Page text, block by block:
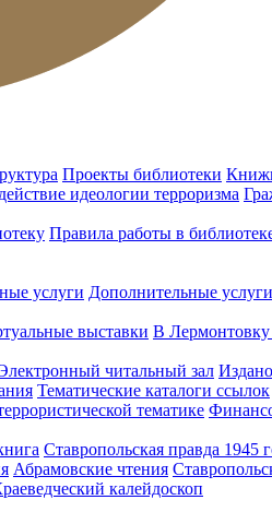
Проекты библиотеки
идеологии терроризма
Правила работы в
услуги Дополнительные услуги
выставки В
читальный зал
Тематические каталоги ссылок
тематике
Ставропольская правда 1945
Абрамовские чтения
калейдоскоп